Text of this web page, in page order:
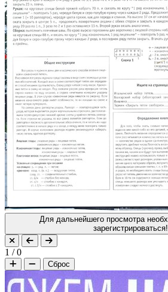
Для дальнейшего просмотра необходимо войти или
зарегистрироваться!
1 /0
Сброс